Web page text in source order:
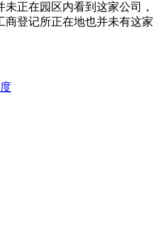
正在园区内看到这家公司，
登记所正在地也并未有这家